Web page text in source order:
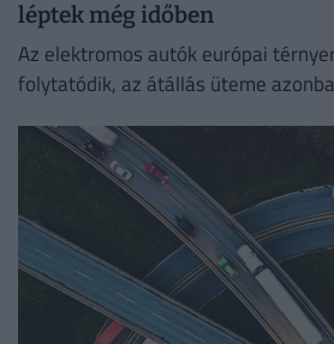
léptek még időben
Az elektromos autók európai
folytatódik, az átállás üteme